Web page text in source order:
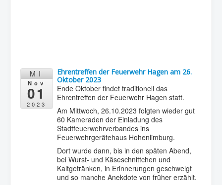
MI
Nov
01
2023
Ehrentreffen der Feuerwehr Hagen am 26.
Oktober 2023
Ende Oktober findet traditionell das
Ehrentreffen der Feuerwehr Hagen statt.
Am Mittwoch, 26.10.2023 folgten wieder gut
60 Kameraden der Einladung des
Stadtfeuerwehrverbandes ins
Feuerwehrgerätehaus Hohenlimburg.
Dort wurde dann, bis in den späten Abend,
bei Wurst- und Käseschnittchen und
Kaltgetränken, in Erinnerungen geschwelgt
und so manche Anekdote von früher erzählt.